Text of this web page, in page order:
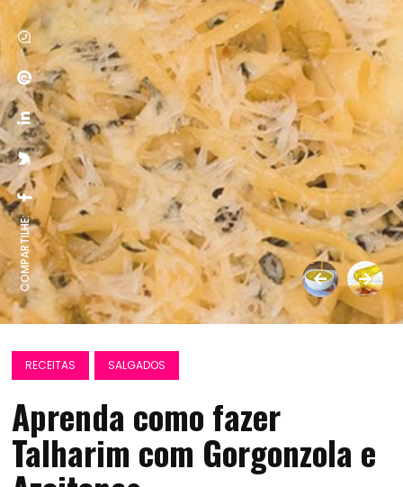
COMPARTILHE:
RECEITAS SALGADOS
Aprenda como fazer
Talharim com Gorgonzola e